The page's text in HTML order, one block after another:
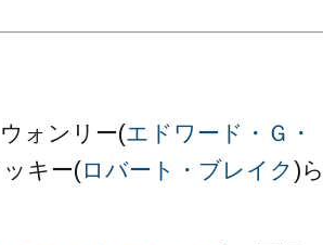
ォンリー(エドワード・Ｇ・
キー(ロバート・ブレイク)ら